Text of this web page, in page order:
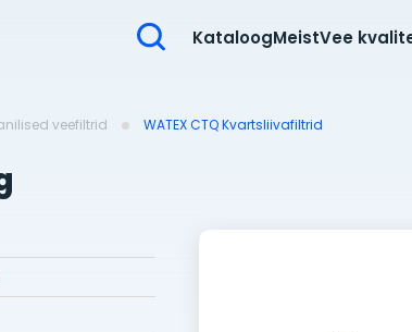
KataloogMeistVee
veefiltrid WATEX CTQ Kvartsliivafiltrid